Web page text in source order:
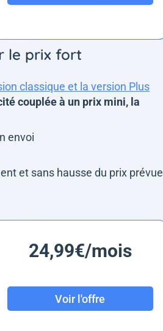
le prix fort
classique et la version Plus
couplée à un prix mini, la
envoi
et sans hausse du prix prévue
24,99€/mois
Voir l'offre